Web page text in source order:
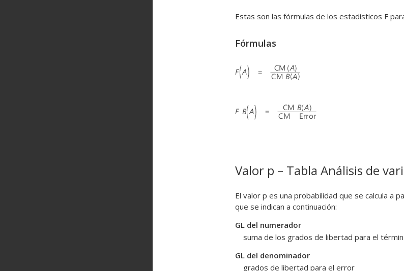
Estas son las fórmulas de los estadísticos F
Fórmulas
Valor p – Tabla Análisis de
El valor p es una probabilidad que se calcula a
que se indican a continuación:
GL del numerador
suma de los grados de libertad para el
GL del denominador
grados de libertad para el error